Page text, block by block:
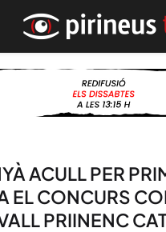
ACULL PER
EL CONCURS
PRIINENC